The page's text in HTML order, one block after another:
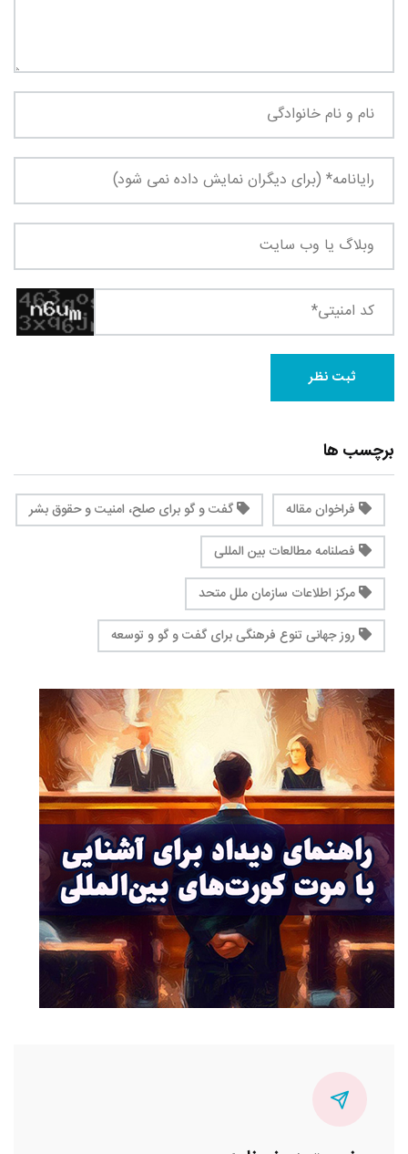
برچسب ها
فراخوان مقاله
گفت و گو برای صلح، امنیت و حقوق بشر
فصلنامه مطالعات بین المللی
مرکز اطلاعات سازمان ملل متحد
روز جهانی تنوع فرهنگی برای گفت و گو و توسعه